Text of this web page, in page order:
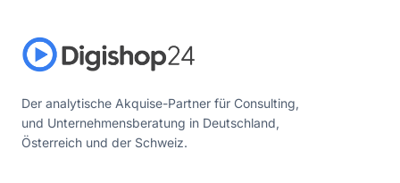
Der analytische Akquise-Partner für Consulting,
und Unternehmensberatung in Deutschland,
Österreich und der Schweiz.